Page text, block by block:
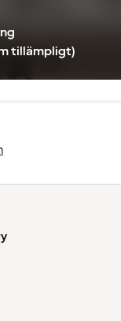
tillämpligt)